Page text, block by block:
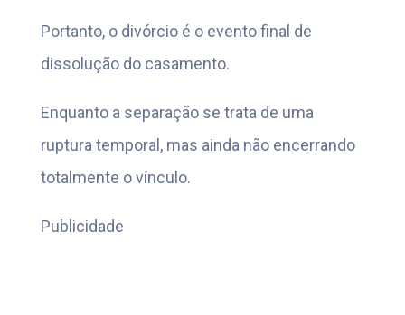
Portanto, o divórcio é o evento final de
dissolução do casamento.
Enquanto a separação se trata de uma
ruptura temporal, mas ainda não encerrando
totalmente o vínculo.
Publicidade